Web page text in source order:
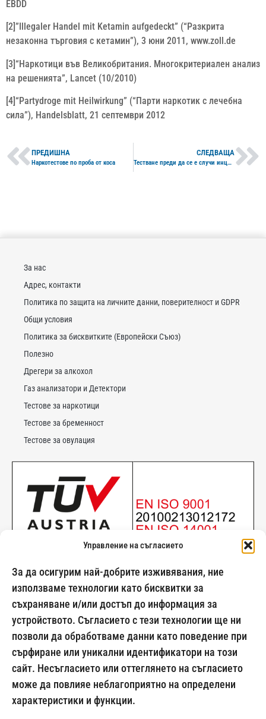
Управление на съгласието
За да осигурим най-добрите изживявания, ние
използваме технологии като бисквитки за
съхраняване и/или достъп до информация за
устройството. Съгласието с тези технологии ще ни
позволи да обработваме данни като поведение при
сърфиране или уникални идентификатори на този
сайт. Несъгласието или оттеглянето на съгласието
може да повлияе неблагоприятно на определени
характеристики и функции.
EBDD
[2]”Illegaler Handel mit Ketamin aufgedeckt” (“Разкрита
незаконна търговия с кетамин”), 3 юни 2011, www.zoll.de
[3]“Наркотици във Великобритания. Многокритериален анализ
на решенията”, Lancet (10/2010)
[4]“Partydroge mit Heilwirkung” (“Парти наркотик с лечебна
сила”), Handelsblatt, 21 септември 2012
ПРЕДИШНА
Наркотестове по проба от коса
СЛЕДВАЩА
Тестване преди да се е случи инцидент
За нас
Адрес, контакти
Политика по защита на личните данни, поверителност и GDPR
Общи условия
Политика за бисквитките (Европейски Съюз)
Полезно
Дрегери за алкохол
Газ анализатори и Детектори
Тестове за наркотици
Тестове за бременност
Тестове за овулация
024500269
Начини на плащане: